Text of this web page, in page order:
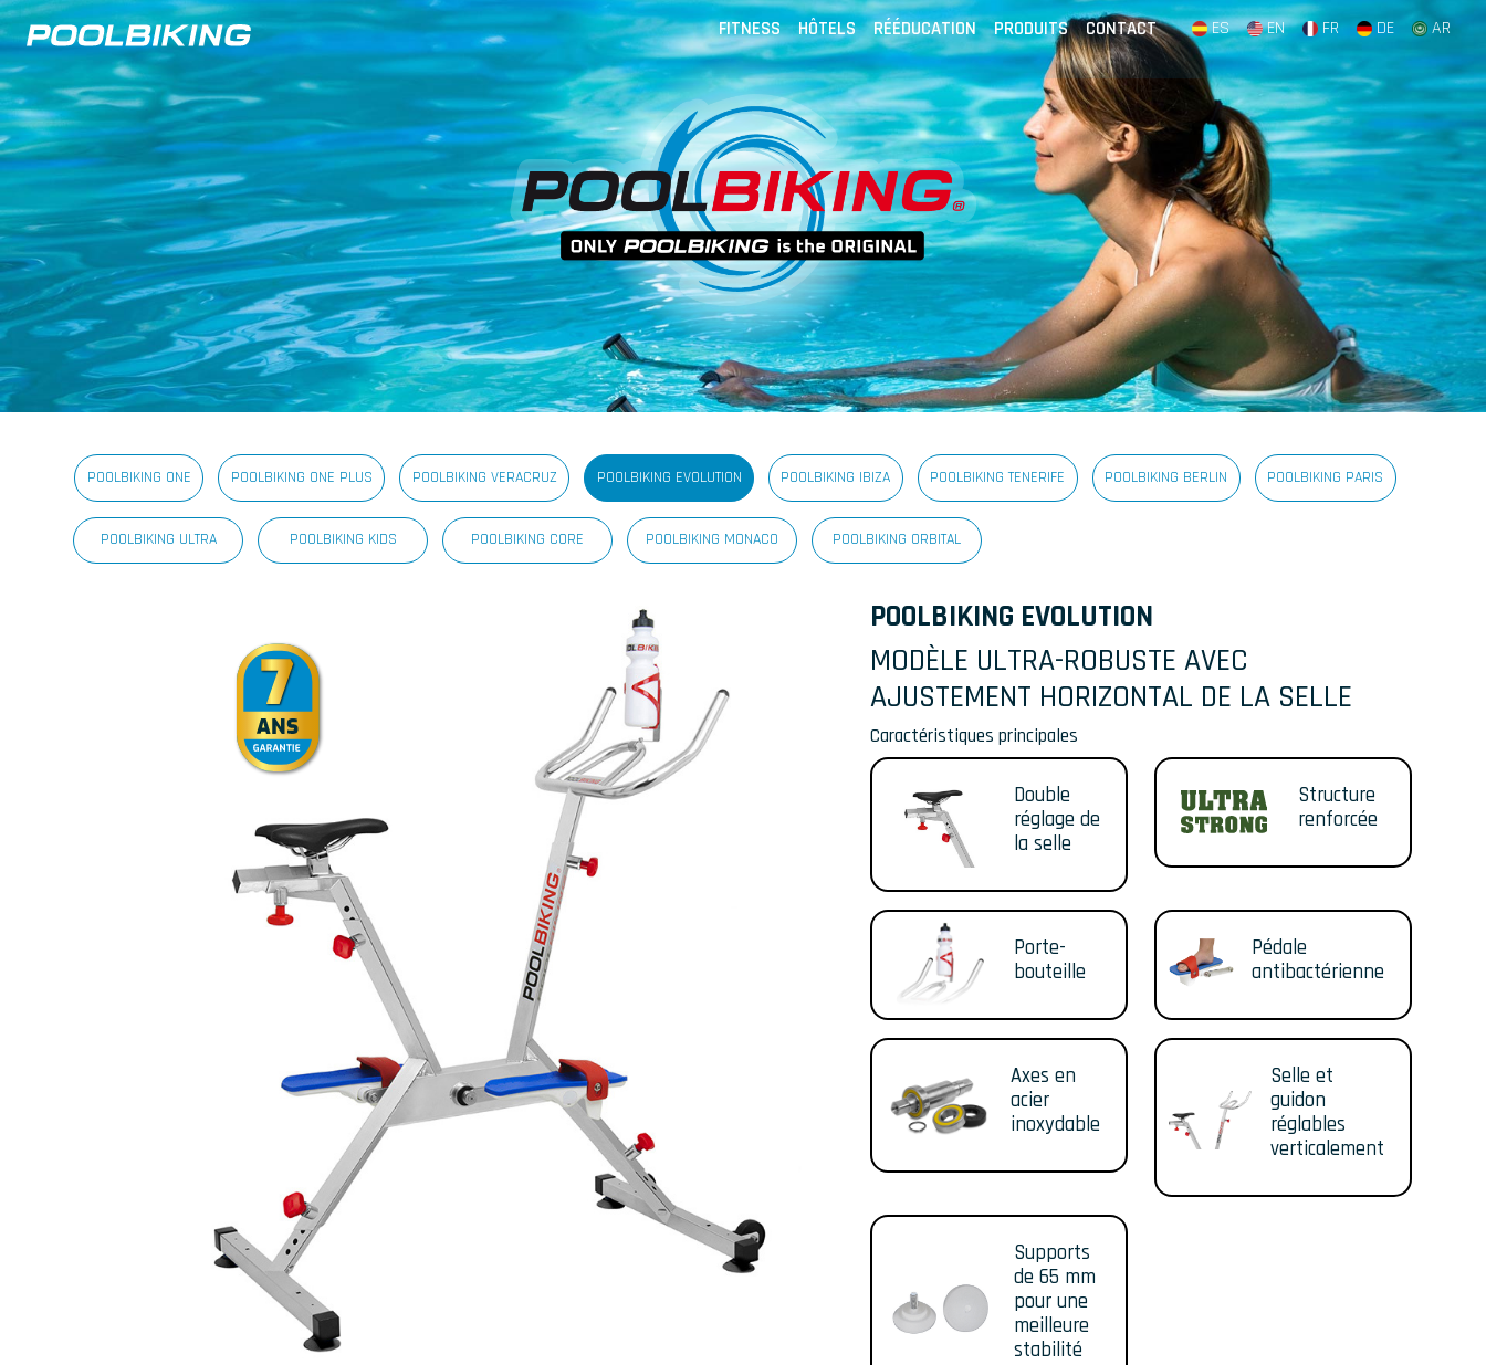
FITNESS HÔTELS RÉÉDUCATION PRODUITS CONTACT ES EN FR DE AR
POOLBIKING ONE POOLBIKING ONE PLUS POOLBIKING VERACRUZ POOLBIKING EVOLUTION POOLBIKING IBIZA POOLBIKING TENERIFE POOLBIKING BERLIN POOLBIKING PARIS
POOLBIKING ULTRA POOLBIKING KIDS POOLBIKING CORE POOLBIKING MONACO POOLBIKING ORBITAL
POOLBIKING EVOLUTION
MODÈLE ULTRA-ROBUSTE AVEC
AJUSTEMENT HORIZONTAL DE LA SELLE
Caractéristiques principales
Double
réglage de
la selle
Structure
renforcée
Porte-
bouteille
Pédale
antibactérienne
Axes en
acier
inoxydable
Selle et
guidon
réglables
verticalement
Supports
de 65 mm
pour une
meilleure
stabilité